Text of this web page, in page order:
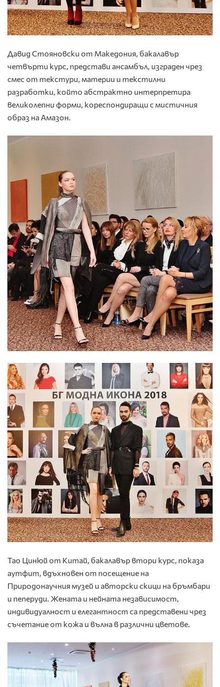
Давид Стояновски от Македония, бакалавър
четвърти курс, представи ансамбъл, изграден чрез
смес от текстури, материи и текстилни
разработки, който абстрактно интерпретира
великолепни форми, кореспондиращи с мистичния
образ на Амазон.
Тао Цинюй от Китай, бакалавър втори курс, показа
аутфит, вдъхновен от посещение на
Природонаучния музей и авторски скици на бръмбари
и пеперуди. Жената и нейната независимост,
индивидуалност и елегантност са представени чрез
съчетание от кожа и вълна в различни цветове.